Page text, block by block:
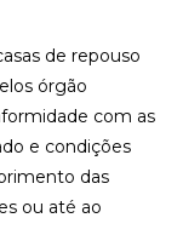
de repouso
órgão
com as
e condições
das
ou até ao